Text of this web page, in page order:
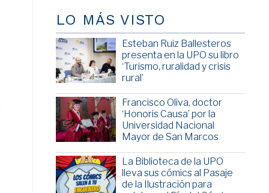
LO MÁS VISTO
Esteban Ruiz Ballesteros
presenta en la UPO su libro
‘Turismo, ruralidad y crisis
rural’
Francisco Oliva, doctor
‘Honoris Causa’ por la
Universidad Nacional
Mayor de San Marcos
La Biblioteca de la UPO
lleva sus cómics al Pasaje
de la Ilustración para